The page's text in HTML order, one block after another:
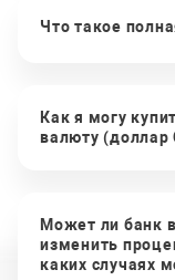
Что такое
Как я могу
валюту
Может ли банк
изменить
каких случаях